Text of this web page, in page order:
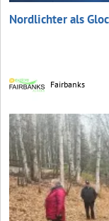
Nordlichter als
Fairbanks